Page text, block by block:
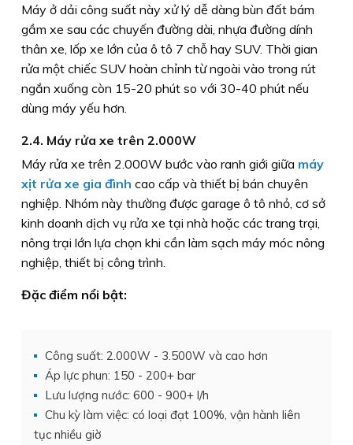
Máy ở dải công suất này xử lý dễ dàng bùn đất bám
gầm xe sau các chuyến đường dài, nhựa đường dính
thân xe, lốp xe lớn của ô tô 7 chỗ hay SUV. Thời gian
rửa một chiếc SUV hoàn chỉnh từ ngoài vào trong rút
ngắn xuống còn 15-20 phút so với 30-40 phút nếu
dùng máy yếu hơn.
2.4. Máy rửa xe trên 2.000W
Máy rửa xe trên 2.000W bước vào ranh giới giữa máy
xịt rửa xe gia đình cao cấp và thiết bị bán chuyên
nghiệp. Nhóm này thường được garage ô tô nhỏ, cơ sở
kinh doanh dịch vụ rửa xe tại nhà hoặc các trang trại,
nông trại lớn lựa chọn khi cần làm sạch máy móc nông
nghiệp, thiết bị công trình.
Đặc điểm nổi bật:
Công suất: 2.000W - 3.500W và cao hơn
Áp lực phun: 150 - 200+ bar
Lưu lượng nước: 600 - 900+ l/h
Chu kỳ làm việc: có loại đạt 100%, vận hành liên
tục nhiều giờ